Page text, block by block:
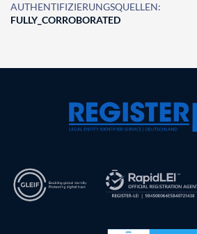
AUTHENTIFIZIERUNGSQUELLEN:
FULLY_CORROBORATED